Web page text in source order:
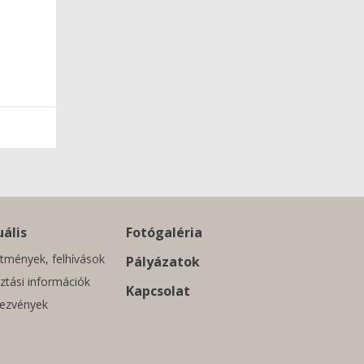
felhívások
információk
Fotógaléria
Pályázatok
Kapcsolat